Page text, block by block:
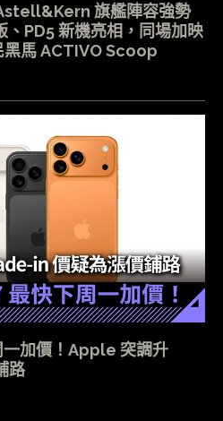
旗艦陣容強勢
、PD5 新機亮相，同場加映
黑馬 ACTIVO Scoop
加價！Apple 突調升
路